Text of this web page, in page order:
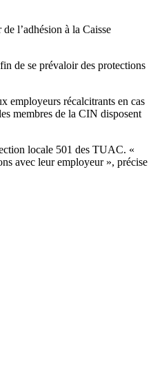
l’adhésion à la Caisse
de se prévaloir des protections
employeurs récalcitrants en cas
membres de la CIN disposent
locale 501 des TUAC. «
avec leur employeur », précise